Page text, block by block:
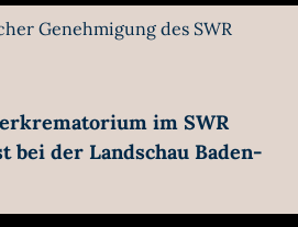
Genehmigung des SWR
im SWR
bei der Landschau Baden-